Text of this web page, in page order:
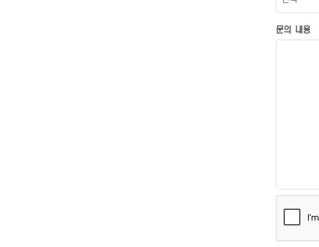
문의 내용